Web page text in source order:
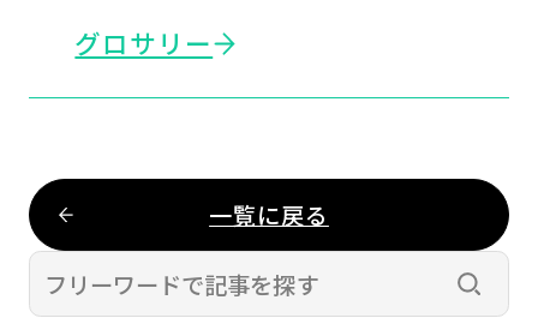
グロサリー
一覧に戻る
検索す